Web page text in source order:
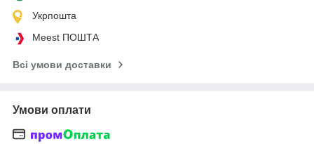
Укрпошта
Meest ПОШТА
Всі умови доставки
Умови оплати